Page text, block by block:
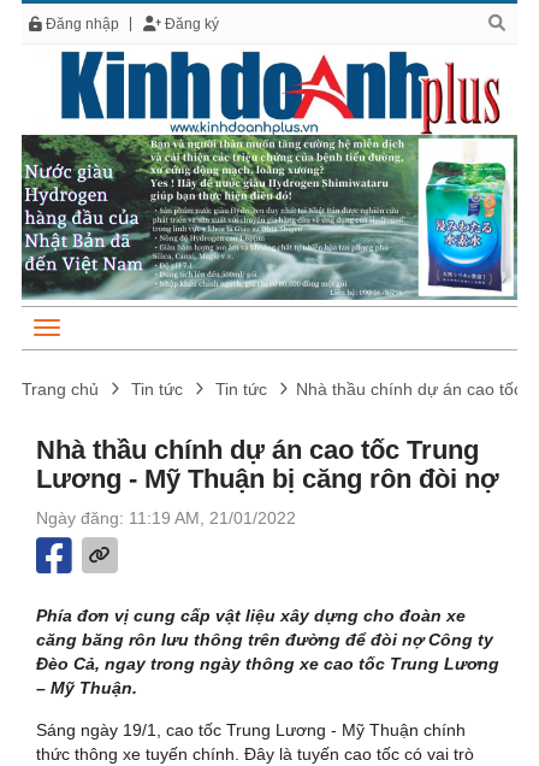
Đăng nhập Đăng ký
Trang chủ Tin tức Tin tức Nhà thầu chính dự án cao tốc
Nhà thầu chính dự án cao tốc Trung
Lương - Mỹ Thuận bị căng rôn đòi nợ
Ngày đăng: 11:19 AM, 21/01/2022
Phía đơn vị cung cấp vật liệu xây dựng cho đoàn xe
căng băng rôn lưu thông trên đường để đòi nợ Công ty
Đèo Cả, ngay trong ngày thông xe cao tốc Trung Lương
– Mỹ Thuận.
Sáng ngày 19/1, cao tốc Trung Lương - Mỹ Thuận chính
thức thông xe tuyến chính. Đây là tuyến cao tốc có vai trò